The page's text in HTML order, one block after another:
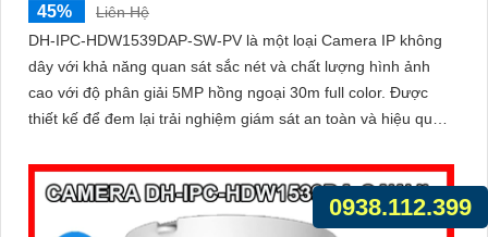
45%
Liên Hệ
DH-IPC-HDW1539DAP-SW-PV là một loại Camera IP không
dây với khả năng quan sát sắc nét và chất lượng hình ảnh
cao với độ phân giải 5MP hồng ngoại 30m full color. Được
thiết kế để đem lại trải nghiệm giám sát an toàn và hiệu quả
phương tiện
0938.112.399